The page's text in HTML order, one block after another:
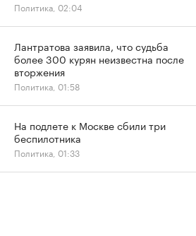
Политика, 02:04
Лантратова заявила, что судьба
более 300 курян неизвестна после
вторжения
Политика, 01:58
На подлете к Москве сбили три
беспилотника
Политика, 01:33